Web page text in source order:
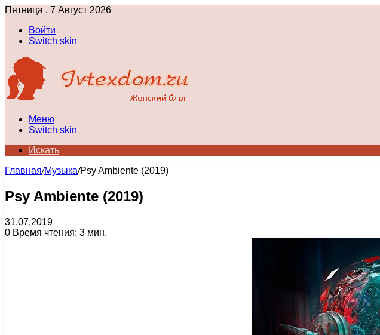
Пятница , 7 Август 2026
Войти
Switch skin
Меню
Switch skin
Искать
Главная/Музыка/Psy Ambiente (2019)
Psy Ambiente (2019)
31.07.2019
0 Время чтения: 3 мин.